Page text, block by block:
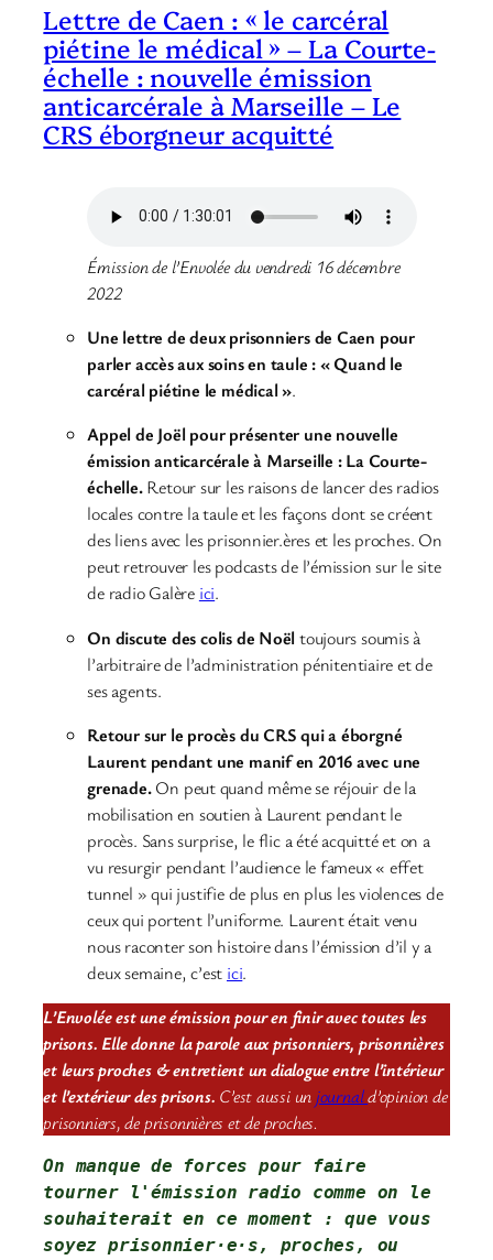
Lettre de Caen : « le carcéral
piétine le médical » – La Courte-
échelle : nouvelle émission
anticarcérale à Marseille – Le
CRS éborgneur acquitté
Émission de l’Envolée du vendredi 16 décembre
2022
Une lettre de deux prisonniers de Caen pour
parler accès aux soins en taule : « Quand le
carcéral piétine le médical ».
Appel de Joël pour présenter une nouvelle
émission anticarcérale à Marseille : La Courte-
échelle.Retour sur les raisons de lancer des radios
locales contre la taule et les façons dont se créent
des liens avec les prisonnier.ères et les proches. On
peut retrouver les podcasts de l’émission sur le site
de radio Galère ici.
On discute des colis de Noël toujours soumis à
l’arbitraire de l’administration pénitentiaire et de
ses agents.
Retour sur le procès du CRS qui a éborgné
Laurent pendant une manif en 2016 avec une
grenade.On peut quand même se réjouir de la
mobilisation en soutien à Laurent pendant le
procès. Sans surprise, le flic a été acquitté et on a
vu resurgir pendant l’audience le fameux « effet
tunnel » qui justifie de plus en plus les violences de
ceux qui portent l’uniforme. Laurent était venu
nous raconter son histoire dans l’émission d’il y a
deux semaine, c’est ici.
L’Envolée est une émission pour en finir avec toutes les
prisons. Elle donne la parole aux prisonniers, prisonnières
et leurs proches & entretient un dialogue entre l’intérieur
et l’extérieur des prisons. C’est aussi unjournald’opinion de
prisonniers, de prisonnières et de proches.
On manque de forces pour faire
tourner l'émission radio comme on le
souhaiterait en ce moment : que vous
soyez prisonnier·e·s, proches, ou